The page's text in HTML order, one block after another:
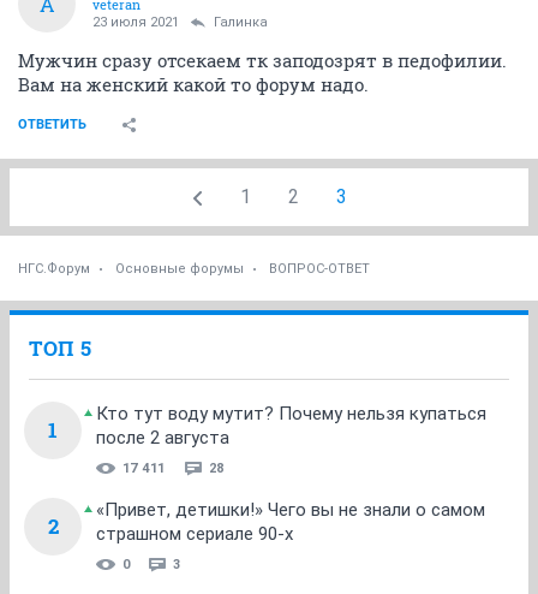
veteran
23 июля 2021 Галинка
Мужчин сразу отсекаем тк заподозрят в педофилии.
Вам на женский какой то форум надо.
ОТВЕТИТЬ
1 2 3
НГС.Форум Основные форумы ВОПРОС-ОТВЕТ
ТОП 5
1
Кто тут воду мутит? Почему нельзя купаться
после 2 августа
17 411 28
2
«Привет, детишки!» Чего вы не знали о самом
страшном сериале 90-х
0 3